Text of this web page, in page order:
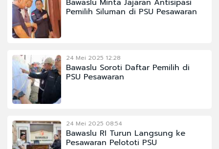
Bawaslu Minta Jajaran Antisipasi
Pemilih Siluman di PSU Pesawaran
24 Mei 2025 12:28
Bawaslu Soroti Daftar Pemilih di
PSU Pesawaran
24 Mei 2025 08:54
Bawaslu RI Turun Langsung ke
Pesawaran Pelototi PSU